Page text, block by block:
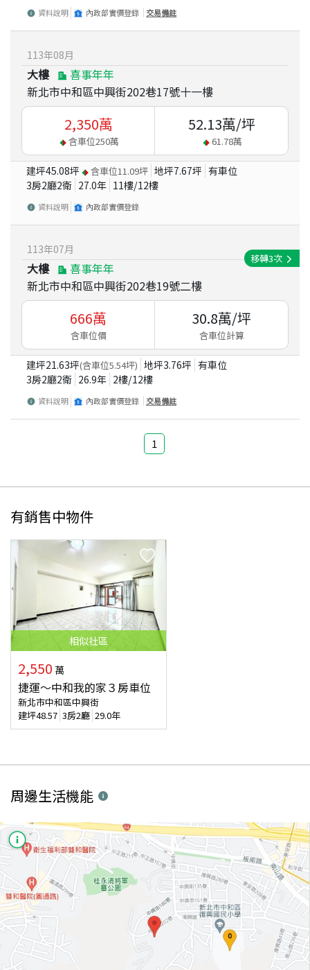
資料說明 內政部實價登錄 交易備註
113年08月
大樓
喜事年年
新北市中和區中興街202巷17號十一樓
2,350萬
含車位250萬
52.13萬/坪
61.78萬
建坪45.08坪 含車位11.09坪 地坪7.67坪 有車位
3房2廳2衛 27.0年 11樓/12樓
資料說明 內政部實價登錄
113年07月
大樓
喜事年年
新北市中和區中興街202巷19號二樓
移轉3次
666萬
含車位價
30.8萬/坪
含車位計算
建坪21.63坪(含車位5.54坪) 地坪3.76坪 有車位
3房2廳2衛 26.9年 2樓/12樓
資料說明 內政部實價登錄 交易備註
1
有銷售中物件
相似社區
2,550 萬
捷運～中和我的家３房車位
新北市中和區中興街
建坪48.57 3房2廳 29.0年
周邊生活機能